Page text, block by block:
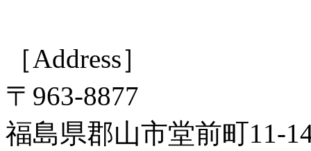
［Address］
〒963-8877
福島県郡山市堂前町